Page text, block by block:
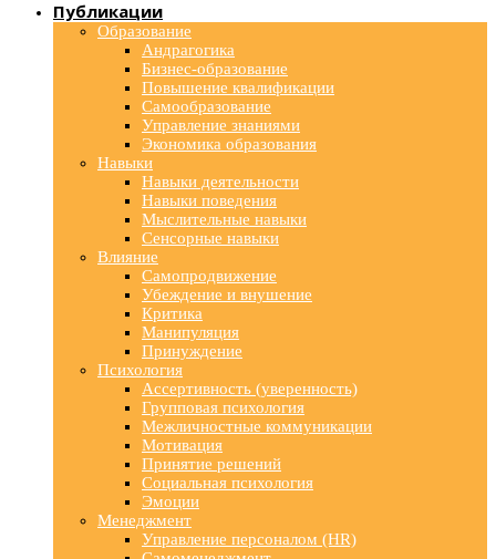
Публикации
Образование
Андрагогика
Бизнес-образование
Повышение квалификации
Самообразование
Управление знаниями
Экономика образования
Навыки
Навыки деятельности
Навыки поведения
Мыслительные навыки
Сенсорные навыки
Влияние
Самопродвижение
Убеждение и внушение
Критика
Манипуляция
Принуждение
Психология
Ассертивность (уверенность)
Групповая психология
Межличностные коммуникации
Мотивация
Принятие решений
Социальная психология
Эмоции
Менеджмент
Управление персоналом (HR)